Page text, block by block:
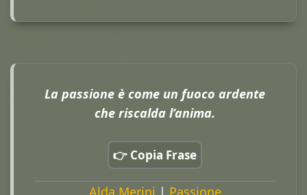
La passione è come un fuoco ardente
che riscalda l’anima.
👉 Copia Frase
Alda Merini | Passione